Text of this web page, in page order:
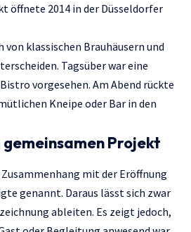
öffnete 2014 in der Düsseldorfer
klassischen Brauhäusern und
Tagsüber war eine
vorgesehen. Am Abend rückte
Kneipe oder Bar in den
Projekt
mit der Eröffnung
genannt. Daraus lässt sich zwar
ableiten. Es zeigt jedoch,